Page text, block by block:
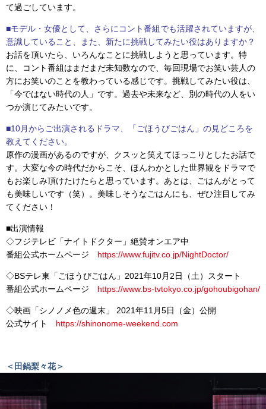
て過ごしています。
■モデル・女優として、さらにコント番組でも活躍されていますが、
意識していること、また、新たに挑戦してみたい役はありますか？
お話を頂いたら、いろんなことに挑戦しようと思っています。特
に、コント番組はまだまだ未知数なので、毎回現場でお笑い芸人の
方にお笑いのことを教わっている感じです。挑戦してみたい役は、
「今ではない時代の人」です。過去や未来など、別の時代の人をい
つか演じてみたいです。
■10月からご出演されるドラマ、「ごほうびごはん」の見どころを
教えてください。
原作の漫画があるのですが、クスッと笑えてほっこりとしたお話で
す。大変な今の時代だからこそ、ほんわかとした世界観をドラマで
もお楽しみ頂けたけたらと思っています。あとは、ごはんがとって
も美味しいです（笑）。美味しそうなごはんにも、ぜひ注目してみ
てください！
■出演情報
◇フジテレビ「ナイトドクター」絶賛オンエア中
番組公式ホームページ https://www.fujitv.co.jp/NightDoctor/
◇BSテレ東「ごほうびごはん」2021年10月2日（土）スタート
番組公式ホームページ https://www.bs-tvtokyo.co.jp/gohoubigohan/
◇映画「シノノメ色の週末」 2021年11月5日（金）公開
公式サイト https://shinonome-weekend.com
＜田鍋梨々花＞